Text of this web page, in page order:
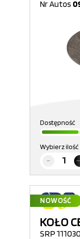
Nr Autos
Dostępność
Wybierz ilość
NOWOŚĆ
KOŁO
SRP